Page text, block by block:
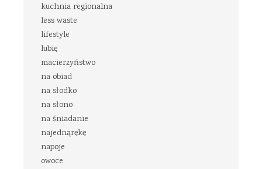
kuchnia regionalna
less waste
lifestyle
lubię
macierzyństwo
na obiad
na słodko
na słono
na śniadanie
najednąrękę
napoje
owoce